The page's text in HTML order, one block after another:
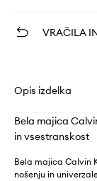
VRAČILA
Opis izdelka
Bela majica
in vsestranskost
Bela majica Calvin
nošenju in